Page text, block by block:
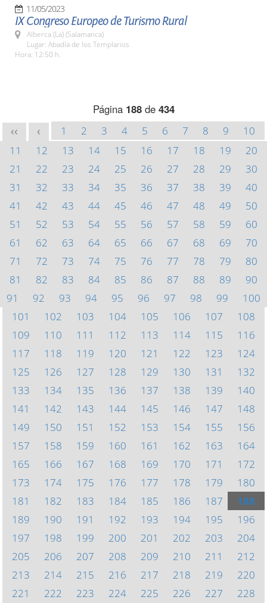
11/05/2023
IX Congreso Europeo de Turismo Rural
Alberca (La) (Salamanca)
Lugar: Abadía de los Templarios
Hora: 12:50 h.
Página 188de 434
<< < 1 2 3 4 5 6 7 8 9
10
11
12 13 14 15 16 17 18 19
20
21
22 23 24 25 26 27 28 29
30
31
32 33 34 35 36 37 38 39
40
41
42 43 44 45 46 47 48 49
50
51
52 53 54 55 56 57 58 59
60
61
62 63 64 65 66 67 68 69
70
71
72 73 74 75 76 77 78 79
80
81
82 83 84 85 86 87 88 89
90
91
92 93 94 95 96 97 98 99
100
101
102 103 104 105 106 107
108
109
110 111 112 113 114 115
116
117
118 119 120 121 122 123
124
125
126 127 128 129 130 131
132
133
134 135 136 137 138 139
140
141
142 143 144 145 146 147
148
149
150 151 152 153 154 155
156
157
158 159 160 161 162 163
164
165
166 167 168 169 170 171
172
173
174 175 176 177 178 179
180
181
182 183 184 185 186 187
188
189
190 191 192 193 194 195
196
197
198 199 200 201 202 203
204
205
206 207 208 209 210 211
212
213
214 215 216 217 218 219
220
221
222 223 224 225 226 227
228